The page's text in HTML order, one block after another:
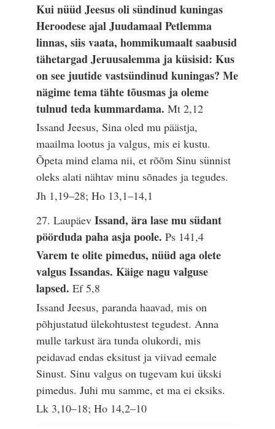
Kui nüüd Jeesus oli sündinud kuningas
Heroodese ajal Juudamaal Petlemma
linnas, siis vaata, hommikumaalt saabusid
tähetargad Jeruusalemma ja küsisid: Kus
on see juutide vastsündinud kuningas? Me
nägime tema tähte tõusmas ja oleme
tulnud teda kummardama.Mt 2,12
Issand Jeesus, Sina oled mu päästja,
maailma lootus ja valgus, mis ei kustu.
Õpeta mind elama nii, et rõõm Sinu sünnist
oleks alati nähtav minu sõnades ja tegudes.
Jh 1,19–28; Ho 13,1–14,1
27. LaupäevIssand, ära lase mu südant
pöörduda paha asja poole.Ps 141,4
Varem te olite pimedus, nüüd aga olete
valgus Issandas. Käige nagu valguse
lapsed.Ef 5,8
Issand Jeesus, paranda haavad, mis on
põhjustatud ülekohtustest tegudest. Anna
mulle tarkust ära tunda olukordi, mis
peidavad endas eksitust ja viivad eemale
Sinust. Sinu valgus on tugevam kui ükski
pimedus. Juhi mu samme, et ma ei eksiks.
Lk 3,10–18; Ho 14,2–10